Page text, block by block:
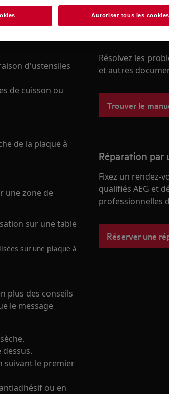
d'ustensiles
de cuisson ou
de la plaque à
une zone de
sur une table
sur une plaque à
plus des conseils
le message
dessus.
suivant le premier
ou en
Trouvez votre
Résolvez les
et autres
Trouver le
Réparation par
Fixez un rendez-
qualifiés AEG et
professionnelles
Réserver une
Autoriser tous les cookies